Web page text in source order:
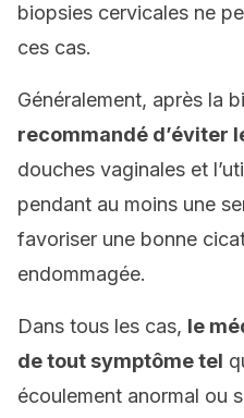
biopsies cervicales ne
ces cas.
Généralement, après la
recommandé d’éviter
douches vaginales et
pendant au moins une
favoriser une bonne
endommagée.
Dans tous les cas, le
de tout symptôme tel
écoulement anormal ou